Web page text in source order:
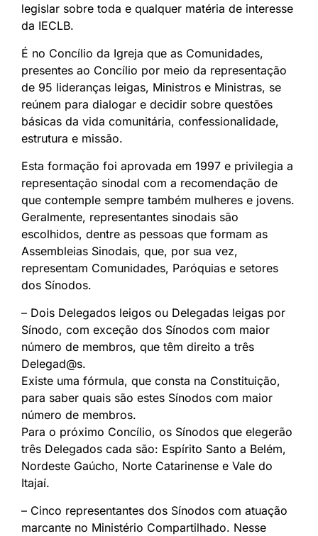
legislar sobre toda e qualquer matéria de interesse
da IECLB.
É no Concílio da Igreja que as Comunidades,
presentes ao Concílio por meio da representação
de 95 lideranças leigas, Ministros e Ministras, se
reúnem para dialogar e decidir sobre questões
básicas da vida comunitária, confessionalidade,
estrutura e missão.
Esta formação foi aprovada em 1997 e privilegia a
representação sinodal com a recomendação de
que contemple sempre também mulheres e jovens.
Geralmente, representantes sinodais são
escolhidos, dentre as pessoas que formam as
Assembleias Sinodais, que, por sua vez,
representam Comunidades, Paróquias e setores
dos Sínodos.
– Dois Delegados leigos ou Delegadas leigas por
Sínodo, com exceção dos Sínodos com maior
número de membros, que têm direito a três
Delegad@s.
Existe uma fórmula, que consta na Constituição,
para saber quais são estes Sínodos com maior
número de membros.
Para o próximo Concílio, os Sínodos que elegerão
três Delegados cada são: Espírito Santo a Belém,
Nordeste Gaúcho, Norte Catarinense e Vale do
Itajaí.
– Cinco representantes dos Sínodos com atuação
marcante no Ministério Compartilhado. Nesse